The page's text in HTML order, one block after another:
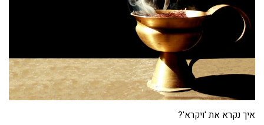
איך נקרא את 'ויקרא'?